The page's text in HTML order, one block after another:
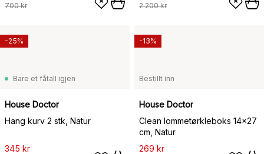
700 kr 2 200 kr
Bare et fåtall igjen
House Doctor
Hang kurv 2 stk, Natur
345 kr
-25%
Bestillt inn
House Doctor
Clean lommetørkleboks 14x27
cm, Natur
269 kr
-13%